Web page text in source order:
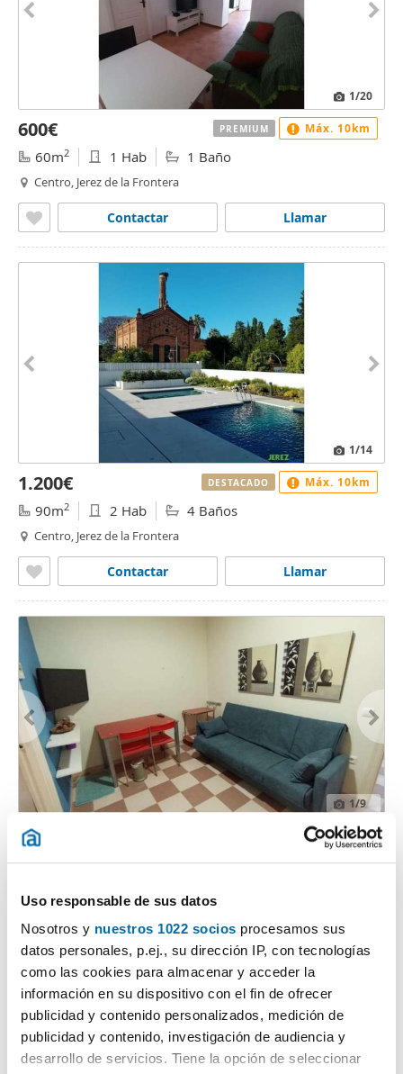
Uso responsable de sus datos
Nosotros y nuestros 1022 socios procesamos sus
datos personales, p.ej., su dirección IP, con tecnologías
como las cookies para almacenar y acceder la
información en su dispositivo con el fin de ofrecer
publicidad y contenido personalizados, medición de
publicidad y contenido, investigación de audiencia y
desarrollo de servicios. Tiene la opción de seleccionar
1/20
600€
60m2 1 Hab 1 Baño
Centro, Jerez de la Frontera
Llamar
Contactar
PREMIUM Máx. 10km
1/14
1.200€
90m2 2 Hab 4 Baños
Centro, Jerez de la Frontera
Llamar
Contactar
DESTACADO Máx. 10km
1/9
700€
60m2 2 Hab 1 Baño
Llamar
Contactar
Máx. 10km